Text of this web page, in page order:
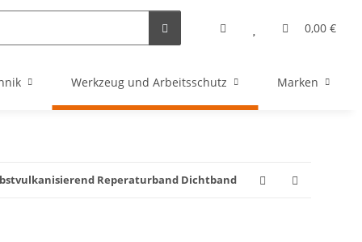
0,00 €
Werkzeug und Arbeitsschutz Marken
Reperaturband Dichtband